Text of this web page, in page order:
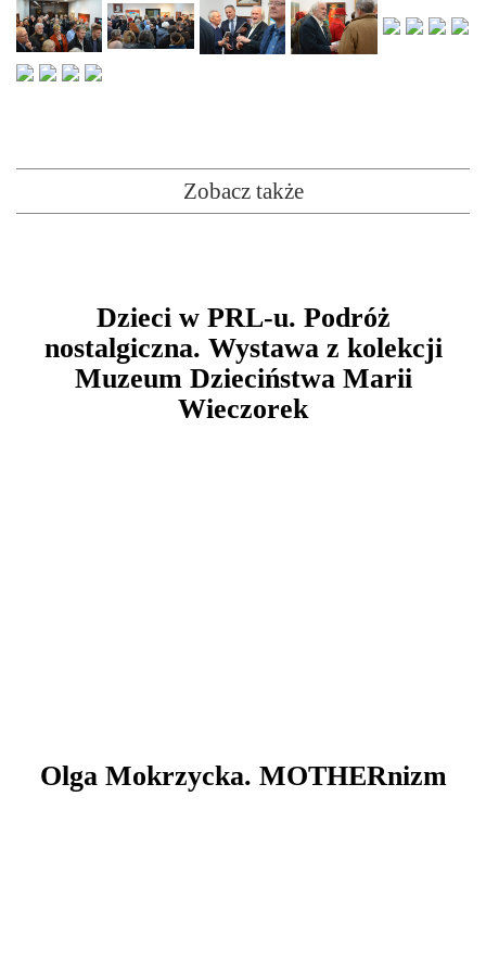
Zobacz także
Dzieci w PRL-u. Podróż
nostalgiczna. Wystawa z kolekcji
Muzeum Dzieciństwa Marii
Wieczorek
Olga Mokrzycka. MOTHERnizm